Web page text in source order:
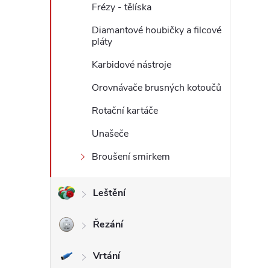
Frézy - tělíska
Diamantové houbičky a filcové
pláty
Karbidové nástroje
Orovnávače brusných kotoučů
Rotační kartáče
Unašeče
Broušení smirkem
Leštění
Řezání
Vrtání